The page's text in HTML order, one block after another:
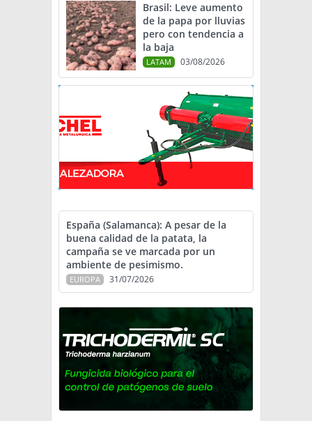
Brasil: Leve aumento
de la papa por lluvias
pero con tendencia a
la baja
LATAM 03/08/2026
España (Salamanca): A pesar de la
buena calidad de la patata, la
campaña se ve marcada por un
ambiente de pesimismo.
EUROPA 31/07/2026